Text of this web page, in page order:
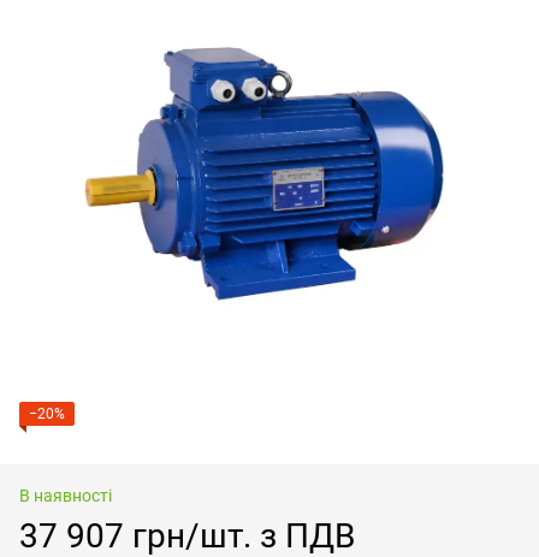
−20%
В наявності
37 907 грн/шт. з ПДВ